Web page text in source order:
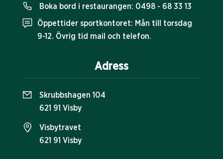
Boka bord i restaurangen: 0498 - 68 33 13
Öppettider sportkontoret: Mån till torsdag
9-12. Övrig tid mail och telefon.
Adress
Skrubbshagen 104
621 91 Visby
Visbytravet
621 91 Visby